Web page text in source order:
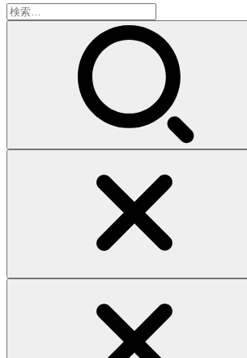
検
索: